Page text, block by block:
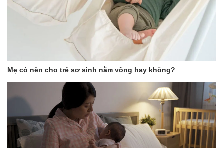
Mẹ có nên cho trẻ sơ sinh nằm võng hay không?